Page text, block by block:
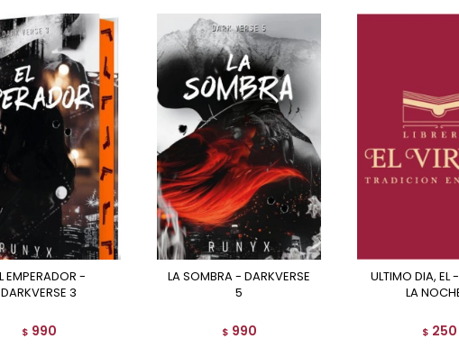
DARKVERSE 3
$ 990
LA SOMBRA - DARKVERSE
5
$ 990
ULTIMO DIA, EL - DESAFIA
LA
$ 250